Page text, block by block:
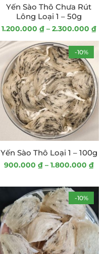
Yến Sào Thô Chưa Rút
Lông Loại 1 – 50g
1.200.000 ₫– 2.300.000 ₫
-10%
Yến Sào Thô Loại 1 – 100g
900.000 ₫– 1.800.000 ₫
-10%